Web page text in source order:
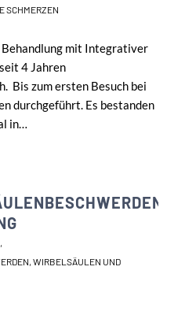
SCHMERZEN
Behandlung mit Integrativer
4 Jahren
Bis zum ersten Besuch bei
durchgeführt. Es bestanden
in…
,
, WIRBELSÄULEN UND